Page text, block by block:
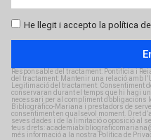
He llegit i accepto la política
Responsable del tractament: Pontifícia i
del tractament: Mantenir una relació amb
Legitimació del tractament: Consentiment
conservaran durant el temps que hi hagi
necessari per al compliment
Bibliogràfico-Mariana i prestadors de
consentiment en qualsevol moment. Dret
seves dades i de la limitació o oposició al
teus drets:
més informació a la nostra Política de